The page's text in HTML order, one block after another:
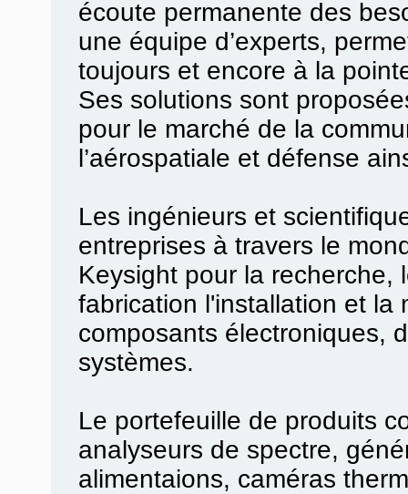
écoute permanente des
une équipe d’experts,
toujours et encore à la
Ses solutions sont
pour le marché de la
l’aérospatiale et défense
Les ingénieurs et
entreprises à travers le
Keysight pour la recherche,
fabrication l'installation et la
composants électroniques,
systèmes.
Le portefeuille de produits
analyseurs de spectre,
alimentaions, caméras